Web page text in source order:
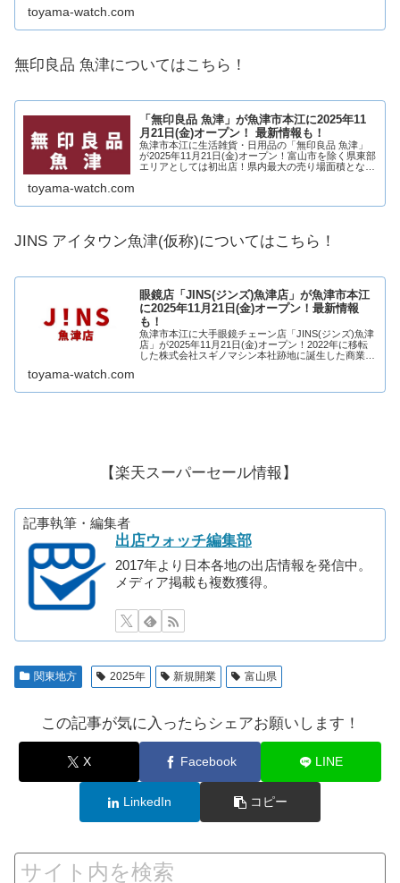
toyama-watch.com
無印良品 魚津についてはこちら！
「無印良品 魚津」が魚津市本江に2025年11
月21日(金)オープン！ 最新情報も！
魚津市本江に生活雑貨・日用品の「無印良品 魚津」
が2025年11月21日(金)オープン！富山市を除く県東部
エリアとしては初出店！県内最大の売り場面積となり
toyama-watch.com
JINS アイタウン魚津(仮称)についてはこちら！
眼鏡店「JINS(ジンズ)魚津店」が魚津市本江
に2025年11月21日(金)オープン！最新情報
も！
魚津市本江に大手眼鏡チェーン店「JINS(ジンズ)魚津
店」が2025年11月21日(金)オープン！2022年に移転
した株式会社スギノマシン本社跡地に誕生した商業施
toyama-watch.com
【楽天スーパーセール情報】
記事執筆・編集者
出店ウォッチ編集部
2017年より日本各地の出店情報を発信中。
メディア掲載も複数獲得。
関東地方 2025年 新規開業 富山県
この記事が気に入ったらシェアお願いします！
X Facebook LINE
LinkedIn コピー